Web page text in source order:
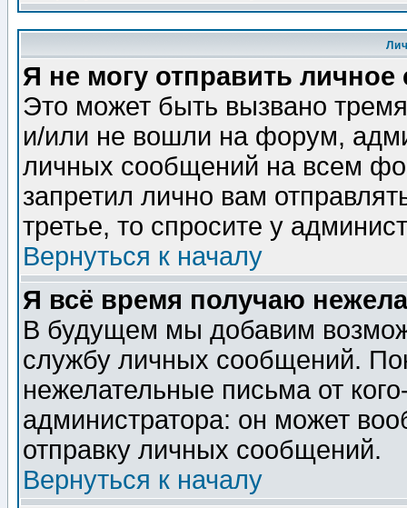
Я не могу отправить
Это может быть вызвано
и/или не вошли на форум,
личных сообщений на всем
запретил лично вам
третье, то спросите у
Вернуться к началу
Я всё время получаю
В будущем мы добавим
службу личных сообщений.
нежелательные письма от
администратора: он может
отправку личных сообщений.
Вернуться к началу